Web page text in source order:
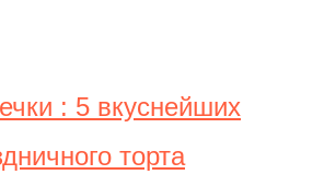
: 5 вкуснейших
торта